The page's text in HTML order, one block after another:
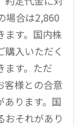
場合は2,860
ます。国内株
入いただく
ます。ただ
客様との合意
あります。国
おそれがあり